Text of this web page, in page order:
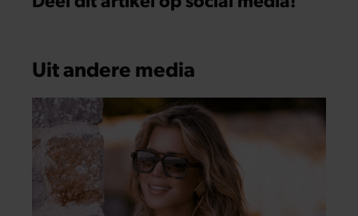
Uit andere media